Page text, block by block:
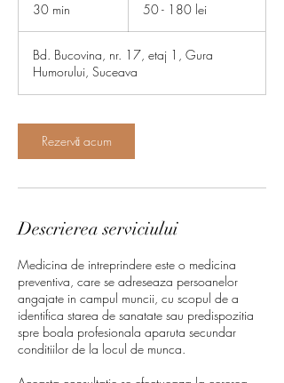
30 min
i
n
18050 - 180 lei
Bd. Bucovina, nr. 17, etaj 1, Gura
Humorului, Suceava
Rezervă acum
Descrierea serviciului
Medicina de intreprindere este o medicina
preventiva, care se adreseaza persoanelor
angajate in campul muncii, cu scopul de a
identifica starea de sanatate sau predispozitia
spre boala profesionala aparuta secundar
conditiilor de la locul de munca.